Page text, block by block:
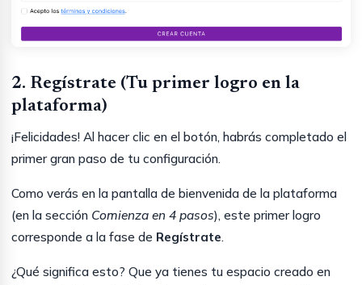
2. Regístrate (Tu primer logro en la
plataforma)
¡Felicidades! Al hacer clic en el botón, habrás completado el
primer gran paso de tu configuración.
Como verás en la pantalla de bienvenida de la plataforma
(en la sección Comienza en 4 pasos), este primer logro
corresponde a la fase de Regístrate.
¿Qué significa esto? Que ya tienes tu espacio creado en